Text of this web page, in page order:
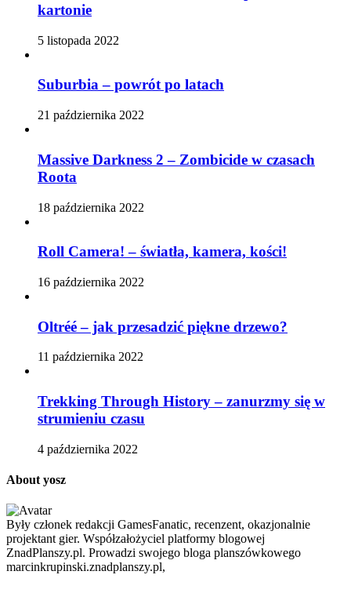
kartonie
5 listopada 2022
Suburbia – powrót po latach
21 października 2022
Massive Darkness 2 – Zombicide w czasach
Roota
18 października 2022
Roll Camera! – światła, kamera, kości!
16 października 2022
Oltréé – jak przesadzić piękne drzewo?
11 października 2022
Trekking Through History – zanurzmy się w
strumieniu czasu
4 października 2022
About yosz
Były członek redakcji GamesFanatic, recenzent, okazjonalnie
projektant gier. Współzałożyciel platformy blogowej
ZnadPlanszy.pl. Prowadzi swojego bloga planszówkowego
marcinkrupinski.znadplanszy.pl,